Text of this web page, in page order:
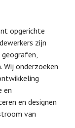
opgerichte
zijn
Wij onderzoeken
en
en designen
van